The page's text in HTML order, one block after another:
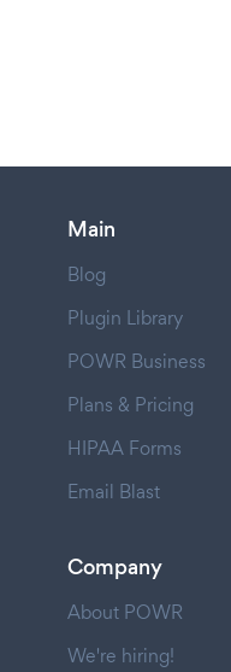
Main
Blog
Plugin Library
POWR Business
Plans & Pricing
HIPAA Forms
Email Blast
Company
About POWR
We're hiring!